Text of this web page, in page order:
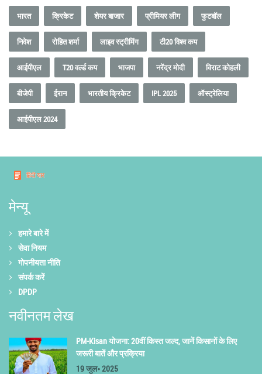
भारत क्रिकेट शेयर बाजार प्रीमियर लीग फुटबॉल
निवेश रोहित शर्मा लाइव स्ट्रीमिंग टी20 विश्व कप
आईपीएल T20 वर्ल्ड कप भाजपा नरेंद्र मोदी विराट कोहली
बीजेपी ईरान भारतीय क्रिकेट IPL 2025 ऑस्ट्रेलिया
आईपीएल 2024
मेन्यू
हमारे बारे में
सेवा नियम
गोपनीयता नीति
संपर्क करें
DPDP
नवीनतम लेख
PM-Kisan योजना: 20वीं किस्त जल्द, जानें किसानों के लिए
जरूरी बातें और प्रक्रिया
19 जुल॰ 2025